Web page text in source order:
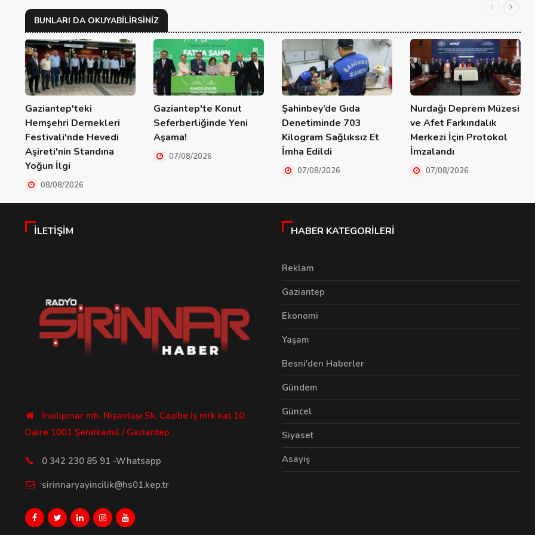
BUNLARI DA OKUYABILIRSINIZ
Gaziantep'teki
Hemşehri Dernekleri
Festivali'nde Hevedi
Aşireti'nin Standına
Yoğun İlgi
08/08/2026
Gaziantep'te Konut
Seferberliğinde Yeni
Aşama!
07/08/2026
Şahinbey’de Gıda
Denetiminde 703
Kilogram Sağlıksız Et
İmha Edildi
07/08/2026
Nurdağı Deprem Müzesi
ve Afet Farkındalık
Merkezi İçin Protokol
İmzalandı
07/08/2026
İLETIŞIM
İncilipınar mh. Nişantaşı Sk. Cazibe İş mrk kat 10
Daire 1001 Şehitkamil / Gaziantep
0 342 230 85 91 -Whatsapp
sirinnaryayincilik@hs01.kep.tr
HABER KATEGORILERI
Reklam
Gaziantep
Ekonomi
Yaşam
Besni'den Haberler
Gündem
Güncel
Siyaset
Asayiş